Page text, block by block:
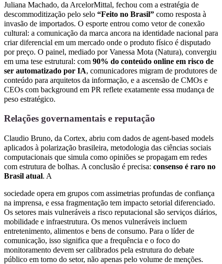
Juliana Machado, da ArcelorMittal, fechou com a estratégia de
descommoditização pelo selo “Feito no Brasil” como resposta à
invasão de importados. O esporte entrou como vetor de conexão
cultural: a comunicação da marca ancora na identidade nacional para
criar diferencial em um mercado onde o produto físico é disputado
por preço. O painel, mediado por Vanessa Mota (Natura), convergiu
em uma tese estrutural: com 90% do conteúdo online em risco de
ser automatizado por IA, comunicadores migram de produtores de
conteúdo para arquitetos da informação, e a ascensão de CMOs e
CEOs com background em PR reflete exatamente essa mudança de
peso estratégico.
Relações governamentais e reputação
Claudio Bruno, da Cortex, abriu com dados de agent-based models
aplicados à polarização brasileira, metodologia das ciências sociais
computacionais que simula como opiniões se propagam em redes
com estrutura de bolhas. A conclusão é precisa: consenso é raro no
Brasil atual. A
sociedade opera em grupos com assimetrias profundas de confiança
na imprensa, e essa fragmentação tem impacto setorial diferenciado.
Os setores mais vulneráveis a risco reputacional são serviços diários,
mobilidade e infraestrutura. Os menos vulneráveis incluem
entretenimento, alimentos e bens de consumo. Para o líder de
comunicação, isso significa que a frequência e o foco do
monitoramento devem ser calibrados pela estrutura do debate
público em torno do setor, não apenas pelo volume de menções.